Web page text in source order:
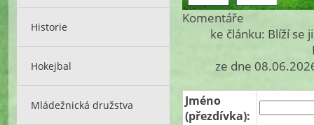
Historie
Hokejbal
Mládežnická družstva
Komentáře
ke článku: Blíží se
ze dne
Jméno
(přezdívka):